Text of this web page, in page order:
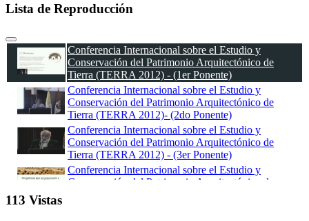
Lista de Reproducción
Conferencia Internacional sobre el Estudio y
Conservación del Patrimonio Arquitectónico de
Tierra (TERRA 2012) - (1er Ponente)
Conferencia Internacional sobre el Estudio y
Conservación del Patrimonio Arquitectónico de
Tierra (TERRA 2012)- (2do Ponente)
Conferencia Internacional sobre el Estudio y
Conservación del Patrimonio Arquitectónico de
Tierra (TERRA 2012) - (3er Ponente)
Conferencia Internacional sobre el Estudio y
Conservación del Patrimonio Arquitectónico de
113 Vistas